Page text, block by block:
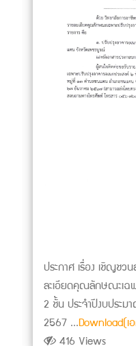
ประกาศ เรื่อง เชิญชว
ละเอียดคุณลักษณะเฉพ
2 ชั้น ประจำปีงบประ
2567 ...Download(เ
416 Views